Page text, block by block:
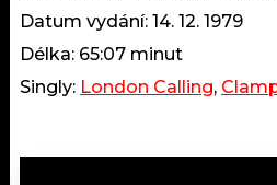
Datum vydání: 14. 12. 1979
Délka: 65:07 minut
Singly: London Calling,